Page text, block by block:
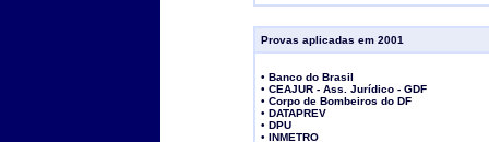
Provas aplicadas em 2001
• Banco do Brasil
• CEAJUR - Ass. Jurídico - GDF
• Corpo de Bombeiros do DF
• DATAPREV
• DPU
• INMETRO